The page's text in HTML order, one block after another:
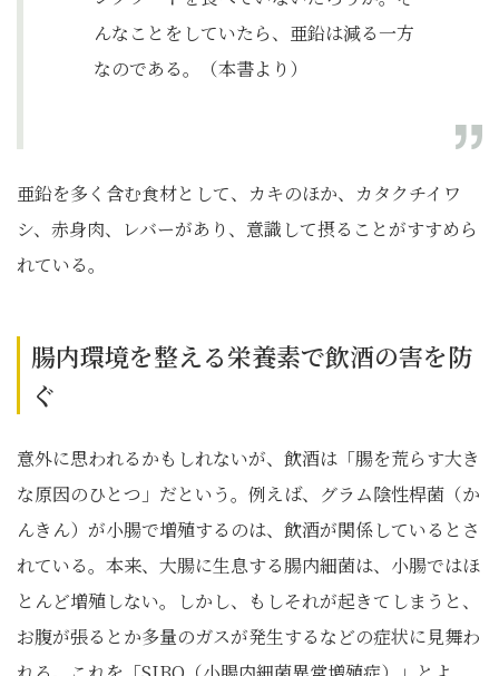
んなことをしていたら、亜鉛は減る一方
なのである。（本書より）
亜鉛を多く含む食材として、カキのほか、カタクチイワ
シ、赤身肉、レバーがあり、意識して摂ることがすすめら
れている。
腸内環境を整える栄養素で飲酒の害を防
ぐ
意外に思われるかもしれないが、飲酒は「腸を荒らす大き
な原因のひとつ」だという。例えば、グラム陰性桿菌（か
んきん）が小腸で増殖するのは、飲酒が関係しているとさ
れている。本来、大腸に生息する腸内細菌は、小腸ではほ
とんど増殖しない。しかし、もしそれが起きてしまうと、
お腹が張るとか多量のガスが発生するなどの症状に見舞わ